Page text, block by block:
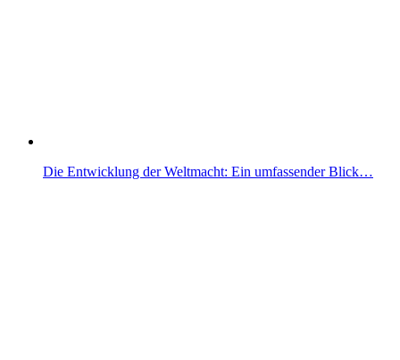
Die Entwicklung der Weltmacht: Ein umfassender Blick…